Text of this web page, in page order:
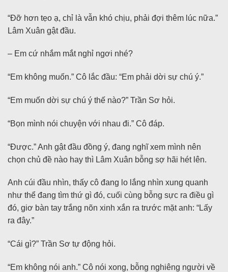
“Đỡ hơn tẹo ạ, chỉ là vẫn khó chịu, phải đợi thêm lúc nữa.”
Lâm Xuân gật đầu.
– Em cứ nhắm mắt nghỉ ngơi nhé?
“Em không muốn.” Cô lắc đầu: “Em phải dời sự chú ý.”
“Em muốn dời sự chú ý thế nào?” Trần Sơ hỏi.
“Bọn mình nói chuyện với nhau đi.” Cô đáp.
“Được.” Anh gật đầu đồng ý, đang nghĩ xem mình nên
chọn chủ đề nào hay thì Lâm Xuân bỗng sợ hãi hét lên.
Anh cúi đầu nhìn, thấy cô đang lo lắng nhìn xung quanh
như thể đang tìm thứ gì đó, cuối cùng bỗng sực ra điều gì
đó, giơ bàn tay trắng nõn xinh xắn ra trước mặt anh: “Lấy
ra đây.”
“Cái gì?” Trần Sơ tự động hỏi.
“Em không nói anh.” Cô nói xong, bỗng nghiêng người về